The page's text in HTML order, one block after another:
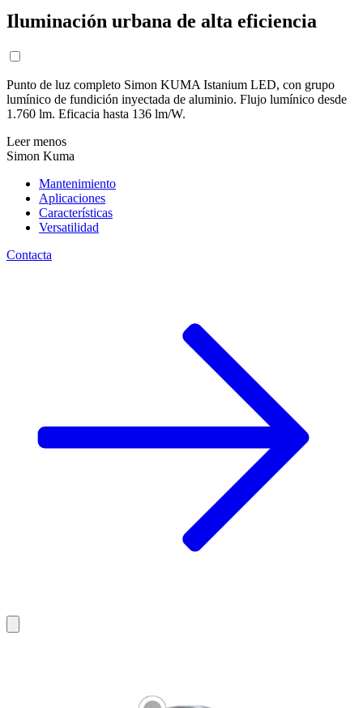
Iluminación urbana de alta eficiencia
Punto de luz completo Simon KUMA Istanium LED, con grupo
lumínico de fundición inyectada de aluminio. Flujo lumínico desde
1.760 lm. Eficacia hasta 136 lm/W.
Leer menos
Simon Kuma
Mantenimiento
Aplicaciones
Características
Versatilidad
Contacta